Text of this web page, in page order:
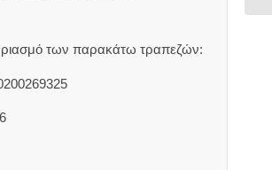
των παρακάτω τραπεζών: